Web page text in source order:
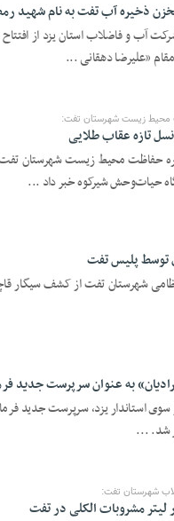
ذخیره آب تفت به نام شهید
«علیرضا دهقانی ...
محیط زیست شهرستان تفت:
تازه عقاب طلایی
حفاظت محیط زیست شهرستان
حیات‌وحش شیرکوه خبر داد ...
توسط پلیس تفت
شهرستان تفت از کشف سیگار
به عنوان سرپرست جدید
سوی استاندار یزد، سرپرست جدید
شد. ...
شهرستان تفت:
مشروبات الکلی در تفت